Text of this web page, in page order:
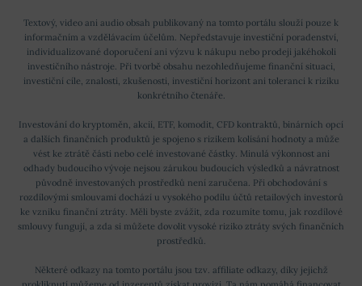
Textový, video ani audio obsah publikovaný na tomto portálu slouží pouze k
informačním a vzdělávacím účelům. Nepředstavuje investiční poradenství,
individualizované doporučení ani výzvu k nákupu nebo prodeji jakéhokoli
investičního nástroje. Při tvorbě obsahu nezohledňujeme finanční situaci,
investiční cíle, znalosti, zkušenosti, investiční horizont ani toleranci k riziku
konkrétního čtenáře.
Investování do kryptoměn, akcií, ETF, komodit, CFD kontraktů, binárních opcí
a dalších finančních produktů je spojeno s rizikem kolísání hodnoty a může
vést ke ztrátě části nebo celé investované částky. Minulá výkonnost ani
odhady budoucího vývoje nejsou zárukou budoucích výsledků a návratnost
původně investovaných prostředků není zaručena. Při obchodování s
rozdílovými smlouvami dochází u vysokého podílu účtů retailových investorů
ke vzniku finanční ztráty. Měli byste zvážit, zda rozumíte tomu, jak rozdílové
smlouvy fungují, a zda si můžete dovolit vysoké riziko ztráty svých finančních
prostředků.
Některé odkazy na tomto portálu jsou tzv. affiliate odkazy, díky jejichž